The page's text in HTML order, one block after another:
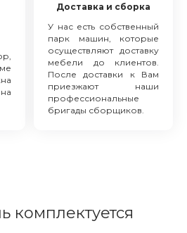
Доставка и сборка
У нас есть собственный
парк машин, которые
осуществляют доставку
мебели до клиентов.
После доставки к Вам
приезжают наши
профессиональные
бригады сборщиков.
комплектуется